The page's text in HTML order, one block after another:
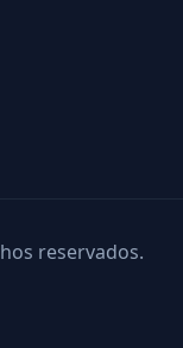
reservados.